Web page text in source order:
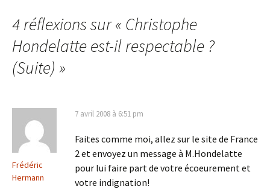
articles
4 réflexions sur « Christophe
Hondelatte est-il respectable ?
(Suite) »
Frédéric
Hermann
7 avril 2008 à 6:51 pm
Faites comme moi, allez sur le site de France
2 et envoyez un message à M.Hondelatte
pour lui faire part de votre écoeurement et
votre indignation!